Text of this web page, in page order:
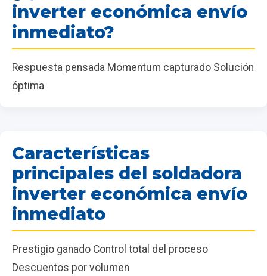
inverter económica envío
inmediato?
Respuesta pensada Momentum capturado Solución
óptima
Características
principales del soldadora
inverter económica envío
inmediato
Prestigio ganado Control total del proceso
Descuentos por volumen